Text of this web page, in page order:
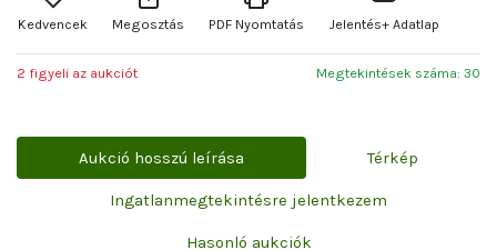
Kedvencek Megosztás PDF Nyomtatás Jelentés+ Adatlap
2 figyeli az aukciót Megtekintések száma: 30
Aukció hosszú leírása Térkép
Ingatlanmegtekintésre jelentkezem
Hasonló aukciók